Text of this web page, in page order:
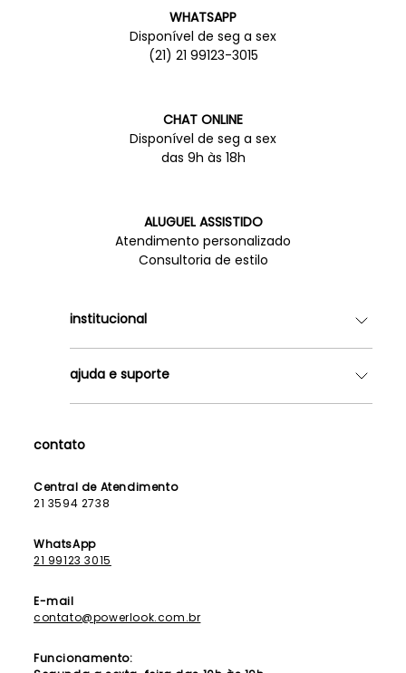
WHATSAPP
Disponível de seg a sex
(21) 21 99123-3015
CHAT ONLINE
Disponível de seg a sex
das 9h às 18h
ALUGUEL ASSISTIDO
Atendimento personalizado
Consultoria de estilo
institucional
Lojas
Como Funciona
Lista de Formandas
ajuda e suporte
Política de Privacidade
contato
Central de Atendimento
21 3594 2738
WhatsApp
21 99123 3015
E-mail
contato@powerlook.com.br
Funcionamento: